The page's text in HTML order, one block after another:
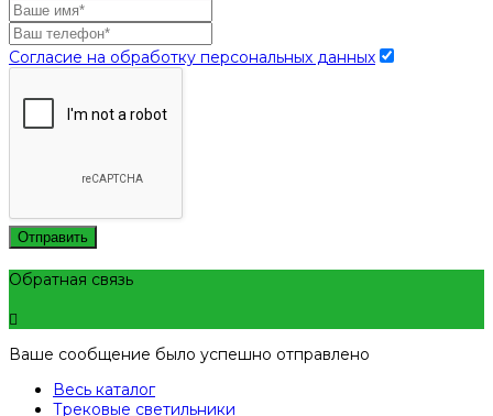
Согласие на обработку персональных данных
Отправить
Обратная связь
Ваше сообщение было успешно отправлено
Весь каталог
Трековые светильники